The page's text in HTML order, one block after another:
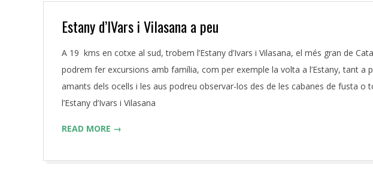
Estany d’IVars i Vilasana a peu
2016-
04-
13
A 19 kms en cotxe al sud, trobem l’Estany d’Ivars i Vilasana, el més gran de
podrem fer excursions amb família, com per exemple la volta a l’Estany, tant a
amants dels ocells i les aus podreu observar-los des de les cabanes de fusta o
l’Estany d’Ivars i Vilasana
READ MORE →